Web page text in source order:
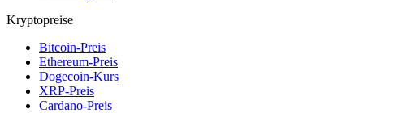
Kryptopreise
Bitcoin-Preis
Ethereum-Preis
Dogecoin-Kurs
XRP-Preis
Cardano-Preis